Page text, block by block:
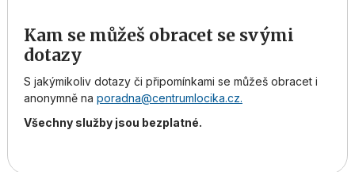
Kam se můžeš obracet se svými
dotazy
S jakýmikoliv dotazy či připomínkami se můžeš obracet i
anonymně na poradna@centrumlocika.cz.
Všechny služby jsou bezplatné.